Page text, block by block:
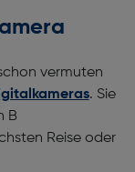
vermuten
. Sie
B
Reise oder